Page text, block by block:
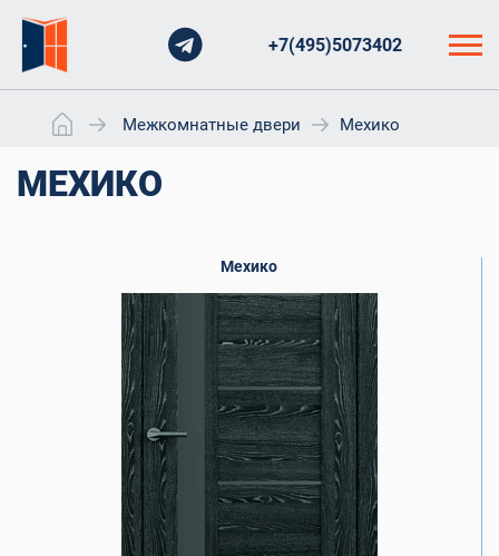
+7(495)5073402
Межкомнатные двери Мехико
МЕХИКО
Мехико